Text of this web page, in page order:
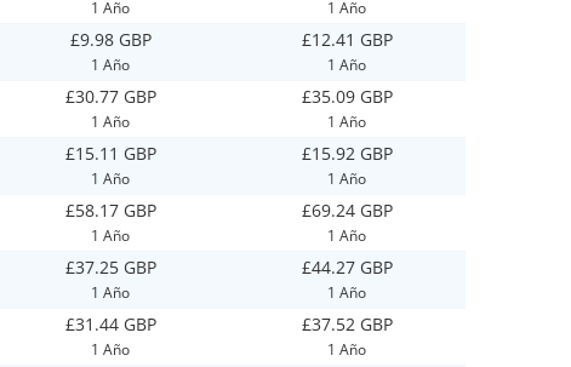
1 Año 1 Año
£9.98 GBP
1 Año
£12.41 GBP
1 Año
£30.77 GBP
1 Año
£35.09 GBP
1 Año
£15.11 GBP
1 Año
£15.92 GBP
1 Año
£58.17 GBP
1 Año
£69.24 GBP
1 Año
£37.25 GBP
1 Año
£44.27 GBP
1 Año
£31.44 GBP
1 Año
£37.52 GBP
1 Año